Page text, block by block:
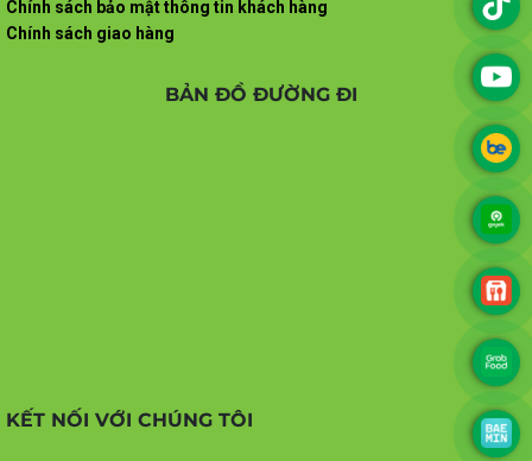
Chính sách bảo mật thông tin khách hàng
Chính sách giao hàng
BẢN ĐỒ ĐƯỜNG ĐI
KẾT NỐI VỚI CHÚNG TÔI